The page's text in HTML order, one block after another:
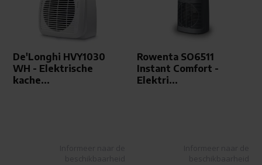
De'Longhi HVY1030
WH - Elektrische
kache...
Rowenta SO6511
Instant Comfort -
Elektri...